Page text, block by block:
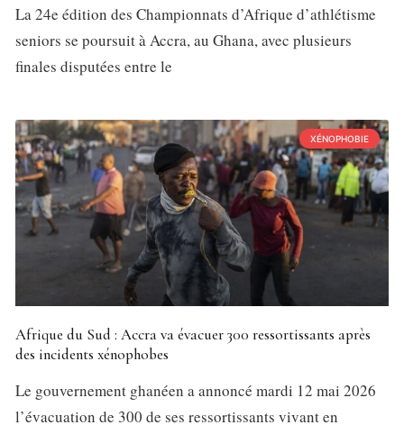
La 24e édition des Championnats d’Afrique d’athlétisme
seniors se poursuit à Accra, au Ghana, avec plusieurs
finales disputées entre le
XÉNOPHOBIE
Afrique du Sud : Accra va évacuer 300 ressortissants après
des incidents xénophobes
Le gouvernement ghanéen a annoncé mardi 12 mai 2026
l’évacuation de 300 de ses ressortissants vivant en